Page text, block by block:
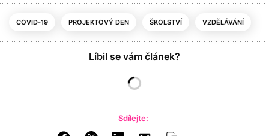
COVID-19 PROJEKTOVÝ DEN ŠKOLSTVÍ VZDĚLÁVÁNÍ
Líbil se vám článek?
Sdílejte: